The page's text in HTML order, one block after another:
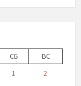
СБ
ВС
1
2